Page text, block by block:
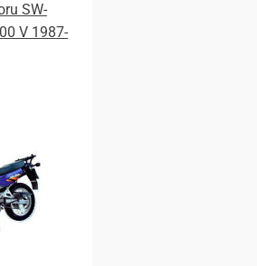
SW-
V 1987-